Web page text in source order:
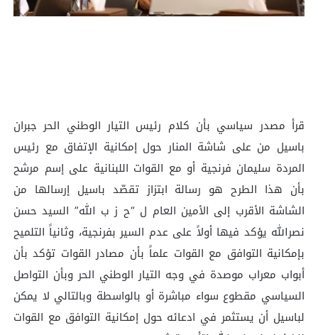
قرأ مصدر سياسي بأن كلام رئيس التيار الوطني الحر جبران
باسيل من على شاشة المنار حول إمكانية الإتفاق مع رئيس
المردة سليمان فرنجية أو مع القوات اللبنانية على إسم مرشح
بأن هذا الطرح هو رسالة ابتزاز تقصّد باسيل إرسالها من
الشاشة الأقرب إلى الأمين العام ل “ح ز ب الله” السيد حسن
نصرالله يؤكد فيها أولاً على عدم السير بفرنجية، وثانياً التلميح
بإمكانية التوافق مع القوات علماً بأن مصادر القوات تؤكد بأن
أبواب معراب موصدة في وجه التيار الوطني الحر وبأن التواصل
السياسي مقطوع سواء مباشرة أو بالواسطة وبالتالي لا يمكن
لباسيل أن يستثمر في ادعائه حول إمكانية التوافق مع القوات